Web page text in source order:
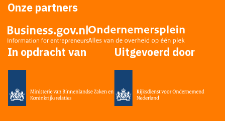
Onze partners
In opdracht van Uitgevoerd door